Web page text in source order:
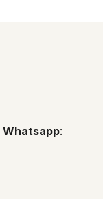
Whatsapp: